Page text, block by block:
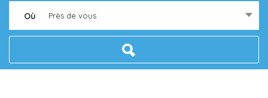
Où Près de vous